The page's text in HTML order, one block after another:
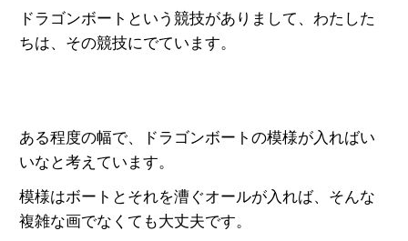
ドラゴンボートという競技がありまして、わたした
ちは、その競技にでています。
ある程度の幅で、ドラゴンボートの模様が入ればい
いなと考えています。
模様はボートとそれを漕ぐオールが入れば、そんな
複雑な画でなくても大丈夫です。